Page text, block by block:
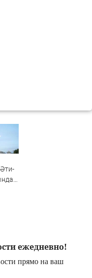
ежедневно!
прямо на ваш